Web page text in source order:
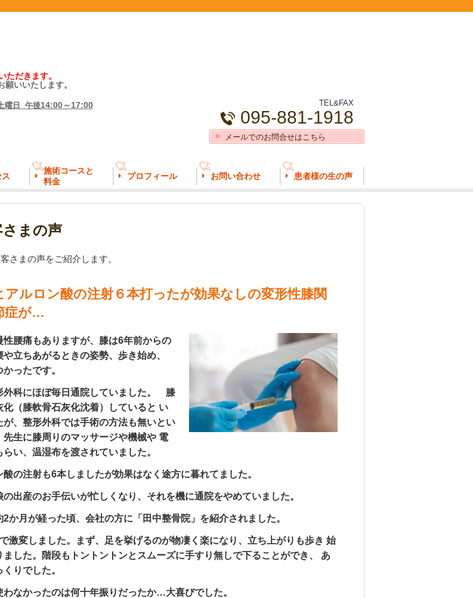
ただきます。
いいたします。
曜日 午後14:00～17:00
TEL&FAX
095-881-1918
メールでのお問合せはこちら
施術コースと
料金
プロフィール お問い合わせ 患者様の生の声
さまの声
さまの声をご紹介します。
アルロン酸の注射６本打ったが効果なしの変形性膝関
症が…
性腰痛もありますが、膝は6年前からの
立ちあがるときの姿勢、歩き始め、
ったです。
外科にほぼ毎日通院していました。 膝
化（膝軟骨石灰化沈着）していると い
が、整形外科では手術の方法も無いとい
先生に膝周りのマッサージや機械や 電
い、温湿布を渡されていました。
酸の注射も6本しましたが効果はなく途方に暮れてました。
の出産のお手伝いが忙しくなり、それを機に通院をやめていました。
2か月が経った頃、会社の方に「田中整骨院」を紹介されました。
激変しました。まず、足を挙げるのが物凄く楽になり、立ち上がりも歩き 始
ました。階段もトントントンとスムーズに手すり無しで下ることができ、 あ
りでした。
わなかったのは何十年振りだったか…大喜びでした。